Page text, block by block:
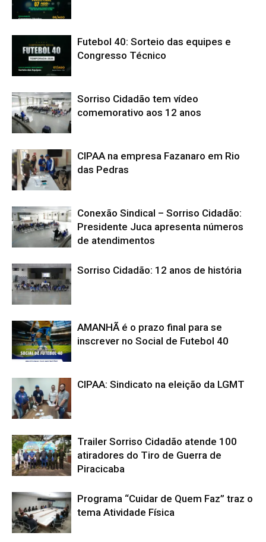
Futebol 40: Sorteio das equipes e
Congresso Técnico
Sorriso Cidadão tem vídeo
comemorativo aos 12 anos
CIPAA na empresa Fazanaro em Rio
das Pedras
Conexão Sindical – Sorriso Cidadão:
Presidente Juca apresenta números
de atendimentos
Sorriso Cidadão: 12 anos de história
AMANHÃ é o prazo final para se
inscrever no Social de Futebol 40
CIPAA: Sindicato na eleição da LGMT
Trailer Sorriso Cidadão atende 100
atiradores do Tiro de Guerra de
Piracicaba
Programa “Cuidar de Quem Faz” traz o
tema Atividade Física